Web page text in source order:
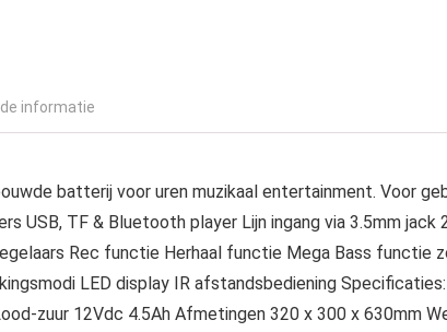
informatie
batterij voor uren muzikaal entertainment. Voor
USB, TF & Bluetooth player Lijn ingang via 3.5mm
Rec functie Herhaal functie Mega Bass
LED display IR afstandsbediening
zuur 12Vdc 4.5Ah Afmetingen 320 x 300 x 630mm